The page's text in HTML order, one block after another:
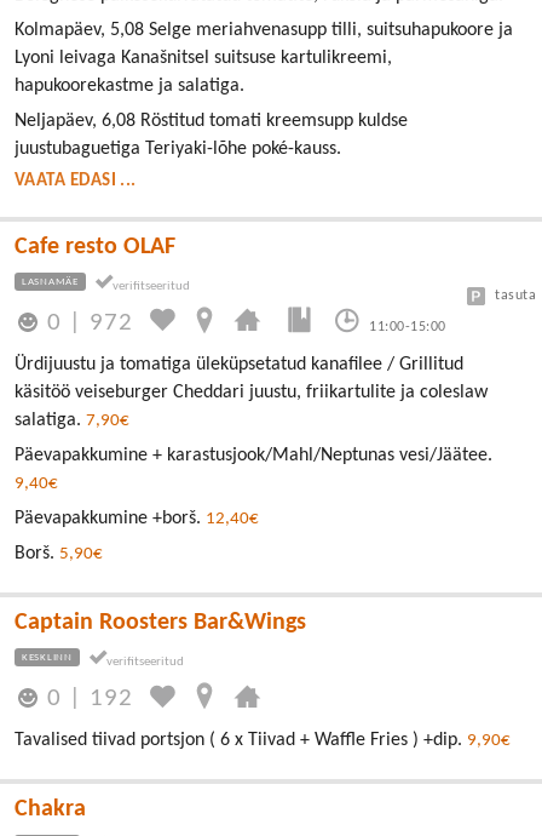
Kolmapäev, 5,08 Selge meriahvenasupp tilli, suitsuhapukoore ja
Lyoni leivaga Kanašnitsel suitsuse kartulikreemi,
hapukoorekastme ja salatiga.
Neljapäev, 6,08 Röstitud tomati kreemsupp kuldse
juustubaguetiga Teriyaki-lõhe poké-kauss.
VAATA EDASI ...
Cafe resto OLAF
LASNAMÄE
0 972 11:00-15:00
tasuta
Ürdijuustu ja tomatiga üleküpsetatud kanafilee / Grillitud
käsitöö veiseburger Cheddari juustu, friikartulite ja coleslaw
salatiga. 7,90€
Päevapakkumine + karastusjook/Mahl/Neptunas vesi/Jäätee.
9,40€
Päevapakkumine +borš. 12,40€
Borš. 5,90€
Captain Roosters Bar&Wings
KESKLINN
0 192
Tavalised tiivad portsjon ( 6 x Tiivad + Waffle Fries ) +dip. 9,90€
Chakra